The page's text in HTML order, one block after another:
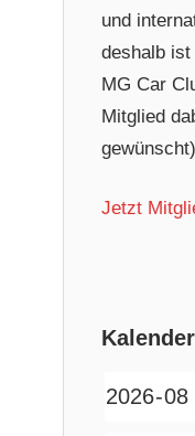
und
deshalb
MG Car
Mitglied
Jetzt
Kalender